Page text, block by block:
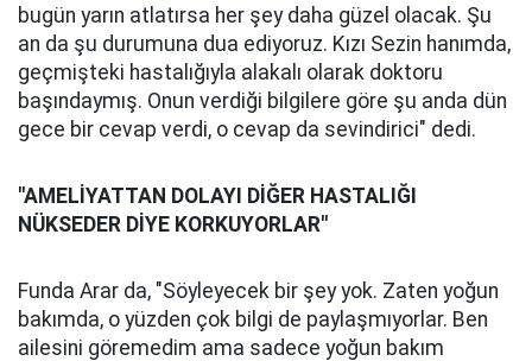
bugün yarın atlatırsa her şey daha güzel olacak. Şu
an da şu durumuna dua ediyoruz. Kızı Sezin hanımda,
geçmişteki hastalığıyla alakalı olarak doktoru
başındaymış. Onun verdiği bilgilere göre şu anda dün
gece bir cevap verdi, o cevap da sevindirici" dedi.
"AMELİYATTAN DOLAYI DİĞER HASTALIĞI
NÜKSEDER DİYE KORKUYORLAR"
Funda Arar da, "Söyleyecek bir şey yok. Zaten yoğun
bakımda, o yüzden çok bilgi de paylaşmıyorlar. Ben
ailesini göremedim ama sadece yoğun bakım